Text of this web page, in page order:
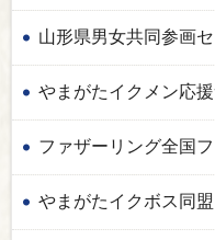
山形県男女共同参画
やまがたイクメン応援
ファザーリング全国
やまがたイクボス同盟